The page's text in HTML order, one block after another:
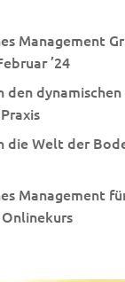
Management
’24
den
die Welt der
Management